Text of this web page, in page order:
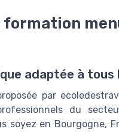
adaptée à tous
par
du
soyez en Bourgogne,